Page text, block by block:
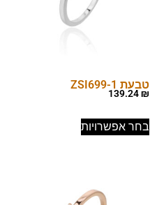
טבעת ZSI699-1
139.24₪
בחר אפשרויות